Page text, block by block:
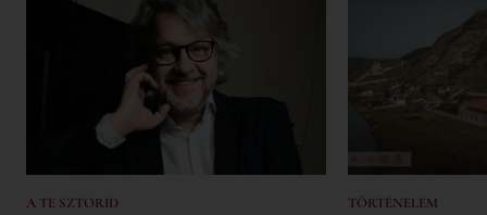
A TE SZTORID TÖRTÉNELEM